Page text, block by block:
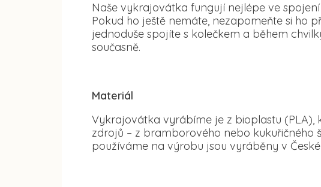
Naše vykrajovátka fungují nejlépe ve
Pokud ho ještě nemáte, nezapomeňte si ho
jednoduše spojíte s kolečkem a během
současně.
Materiál
Vykrajovátka vyrábíme je z bioplastu
zdrojů – z bramborového nebo kukuřičného
používáme na výrobu jsou vyráběny v